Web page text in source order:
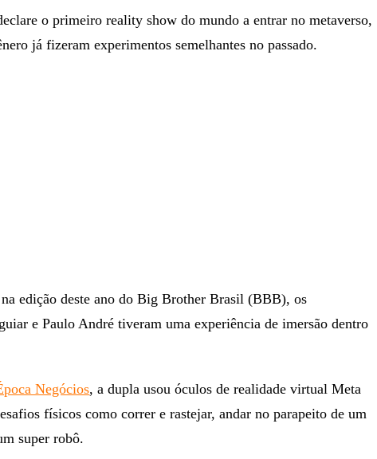
o primeiro reality show do mundo a entrar no metaverso,
já fizeram experimentos semelhantes no passado.
edição deste ano do Big Brother Brasil (BBB), os
e Paulo André tiveram uma experiência de imersão dentro
Negócios, a dupla usou óculos de realidade virtual Meta
físicos como correr e rastejar, andar no parapeito de um
super robô.